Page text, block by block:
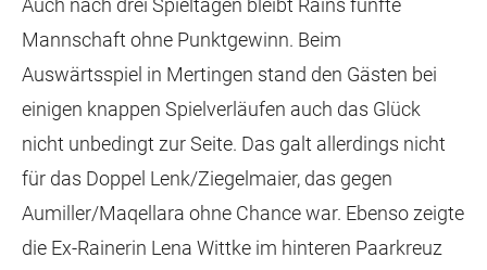
Auch nach drei Spieltagen bleibt Rains fünfte
Mannschaft ohne Punktgewinn. Beim
Auswärtsspiel in Mertingen stand den Gästen bei
einigen knappen Spielverläufen auch das Glück
nicht unbedingt zur Seite. Das galt allerdings nicht
für das Doppel Lenk/Ziegelmaier, das gegen
Aumiller/Maqellara ohne Chance war. Ebenso zeigte
die Ex-Rainerin Lena Wittke im hinteren Paarkreuz